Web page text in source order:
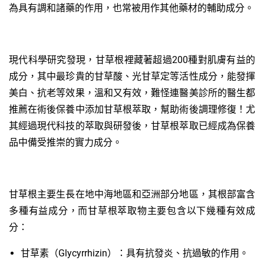
為具有調和諸藥的作用，也常被用作其他藥材的輔助成分。
現代科學研究發現，甘草根裡藏著超過200種對肌膚有益的
成分，其中最珍貴的甘草酸、光甘草定等活性成分，能發揮
美白、抗老等效果，溫和又有效，難怪連醫美診所的醫生都
推薦在術後保養中添加甘草根萃取，幫助術後調理修復！尤
其經過現代科技的萃取與研發後，甘草根萃取已經成為保養
品中備受推崇的實力成分。
甘草根主要生長在地中海地區和亞洲部分地區，其根部富含
多種有益成分，而甘草根萃取物主要包含以下幾種有效成
分：
甘草素（Glycyrrhizin）：具有抗發炎、抗過敏的作用。